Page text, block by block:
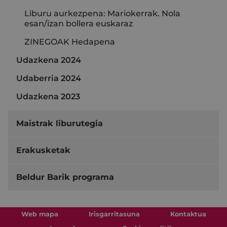
Liburu aurkezpena: Mariokerrak. Nola
esan/izan bollera euskaraz
ZINEGOAK Hedapena
Udazkena 2024
Udaberria 2024
Udazkena 2023
Maistrak liburutegia
Erakusketak
Beldur Barik programa
Web mapa Irisgarritasuna
Kontaktua